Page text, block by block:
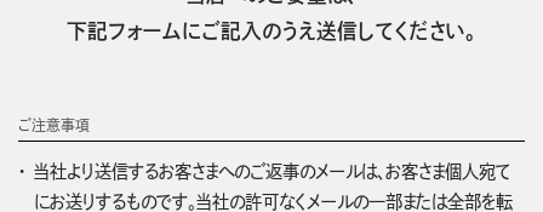
下記フォームにご記入のうえ送信してください。
ご注意事項
当社より送信するお客さまへのご返事のメールは、お客さま個人宛て
にお送りするものです。当社の許可なくメールの一部または全部を転